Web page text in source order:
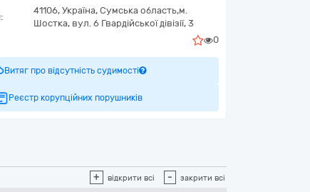
41106, Україна, Сумська область,м.
Шостка, вул. 6 Гвардійської дівізії, 3
0
Витяг про відсутність судимості
Реєстр корупційних порушників
+ відкрити всі - закрити всі